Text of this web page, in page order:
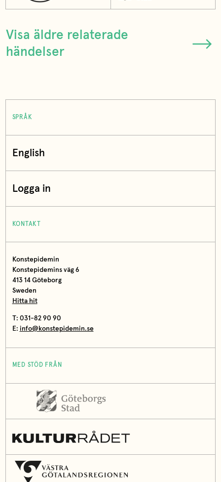
Visa äldre relaterade
händelser
SPRÅK
English
Logga in
KONTAKT
Konstepidemin
Konstepidemins väg 6
413 14 Göteborg
Sweden
Hitta hit
T: 031-82 90 90
E: info@konstepidemin.se
MED STÖD FRÅN